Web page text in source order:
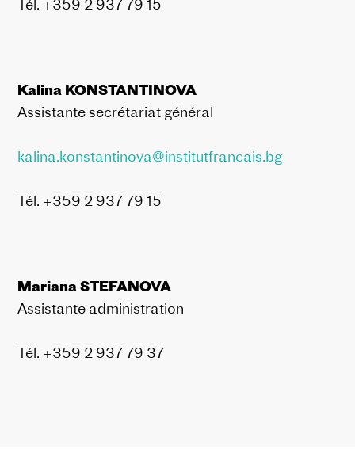
Tél. +359 2 937 79 15
Kalina KONSTANTINOVA
Assistante secrétariat général
kalina.konstantinova@institutfrancais.bg
Tél. +359 2 937 79 15
Mariana STEFANOVA
Assistante administration
Tél. +359 2 937 79 37